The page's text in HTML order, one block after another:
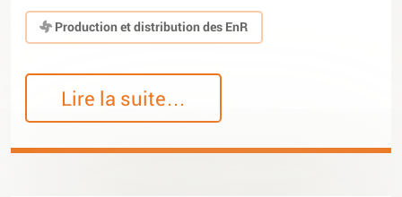
Production et distribution des EnR
Lire la suite…